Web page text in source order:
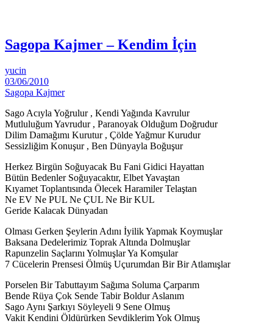
Sagopa Kajmer – Kendim İçin
yucin
03/06/2010
Sagopa Kajmer
Sago Acıyla Yoğrulur , Kendi Yağında Kavrulur
Mutluluğum Yavrudur , Paranoyak Olduğum Doğrudur
Dilim Damağımı Kurutur , Çölde Yağmur Kurudur
Sessizliğim Konuşur , Ben Dünyayla Boğuşur
Herkez Birgün Soğuyacak Bu Fani Gidici Hayattan
Bütün Bedenler Soğuyacaktır, Elbet Yavaştan
Kıyamet Toplantısında Ölecek Haramiler Telaştan
Ne EV Ne PUL Ne ÇUL Ne Bir KUL
Geride Kalacak Dünyadan
Olması Gerken Şeylerin Adını İyilik Yapmak Koymuşlar
Baksana Dedelerimiz Toprak Altında Dolmuşlar
Rapunzelin Saçlarını Yolmuşlar Ya Komşular
7 Cücelerin Prensesi Ölmüş Uçurumdan Bir Bir Atlamışlar
Porselen Bir Tabuttayım Sağıma Soluma Çarparım
Bende Rüya Çok Sende Tabir Boldur Aslanım
Sago Aynı Şarkıyı Söyleyeli 9 Sene Olmuş
Vakit Kendini Öldürürken Sevdiklerim Yok Olmuş